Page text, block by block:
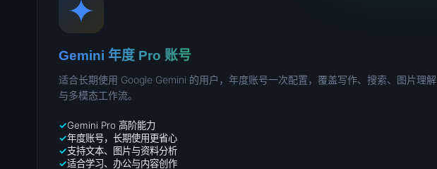
Gemini 年度 Pro 账号
适合长期使用 Google Gemini 的用户，年度账号一次配置，覆盖写作、搜索、图片理解
与多模态工作流。
Gemini Pro 高阶能力
年度账号，长期使用更省心
支持文本、图片与资料分析
适合学习、办公与内容创作